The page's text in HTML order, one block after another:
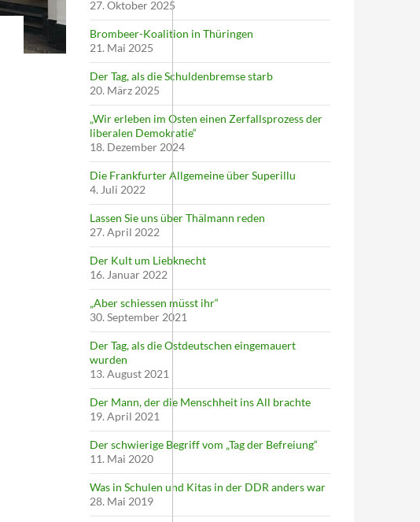
27. Oktober 2025
Brombeer-Koalition in Thüringen
21. Mai 2025
Der Tag, als die Schuldenbremse starb
20. März 2025
„Wir erleben im Osten einen Zerfallsprozess der
liberalen Demokratie“
18. Dezember 2024
Die Frankfurter Allgemeine über Superillu
4. Juli 2022
Lassen Sie uns über Thälmann reden
27. April 2022
Der Kult um Liebknecht
16. Januar 2022
„Aber schiessen müsst ihr“
30. September 2021
Der Tag, als die Ostdeutschen eingemauert
wurden
13. August 2021
Der Mann, der die Menschheit ins All brachte
19. April 2021
Der schwierige Begriff vom „Tag der Befreiung“
11. Mai 2020
Was in Schulen und Kitas in der DDR anders war
28. Mai 2019